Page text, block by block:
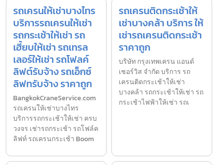
รถเครนให้เช่าบางไทร
บริการรถเครนให้เช่า
รถกระเช้าให้เช่า รถ
เฮี้ยบให้เช่า รถเทรล
เลอร์ให้เช่า รถโฟลค์
ลิฟต์รับจ้าง รถเอ็กซ์
ลิฟทรับจ้าง ราคาถูก
BangkokCraneService.com
รถเครนให้เช่าบางไทร
บริการรถกระเช้าให้เช่า ครบ
วงจร เช่ารถกระเช้า รถโฟล์ค
ลิฟท์ รถเครนกระเช้า Boom
รถเครนติดกระเช้าให้
เช่าบางคล้า บริการ ให้
เช่ารถเครนติดกระเช้า
ราคาถูก
บริษัท กรุงเทพเครน แอนด์
เซอร์วิส จำกัด บริการ รถ
เครนติดกระเช้าให้เช่า
บางคล้า รถกระเช้าให้เช่า รถ
กระเช้าไฟฟ้าให้เช่า รถเ